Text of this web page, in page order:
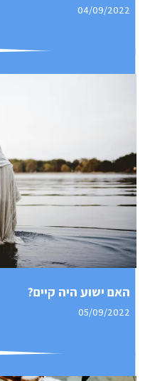
04/09/2022
האם ישוע היה קיים?
05/09/2022